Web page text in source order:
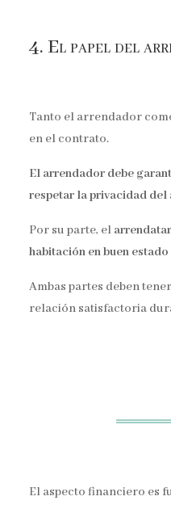
4. El papel del
Tanto el arrendador
en el contrato.
El arrendador debe
respetar la privacidad
Por su parte, el
habitación en buen
Ambas partes deben
relación satisfactoria
El aspecto financiero es